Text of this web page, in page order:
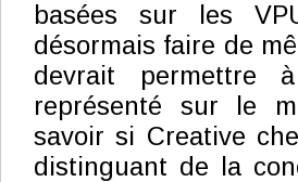
basées sur les
désormais faire de
devrait permettre
représenté sur le
savoir si Creative
distinguant de la